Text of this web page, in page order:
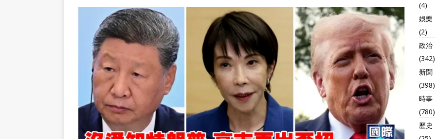
(4)
娛樂
(2)
政治
(342)
新聞
(398)
時事
(780)
歷史